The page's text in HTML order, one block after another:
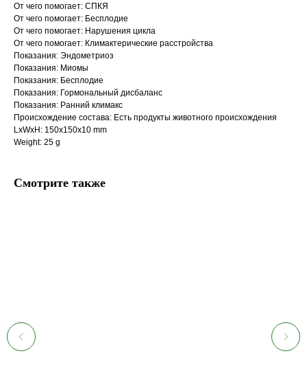
От чего помогает: СПКЯ
От чего помогает: Бесплодие
От чего помогает: Нарушения цикла
От чего помогает: Климактерические расстройства
Показания: Эндометриоз
Показания: Миомы
Показания: Бесплодие
Показания: Гормональный дисбаланс
Показания: Ранний климакс
Происхождение состава: Есть продукты животного происхождения
LxWxH: 150x150x10 mm
Weight: 25 g
Смотрите также